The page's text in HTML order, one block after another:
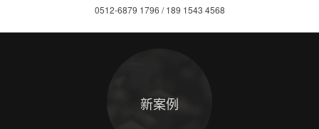
0512-6879 1796 / 189 1543 4568
新案例